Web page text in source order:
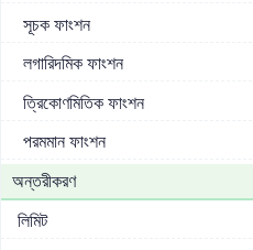
সূচক ফাংশন
লগারিদমিক ফাংশন
ত্রিকোণমিতিক ফাংশন
পরমমান ফাংশন
অন্তরীকরণ
লিমিট